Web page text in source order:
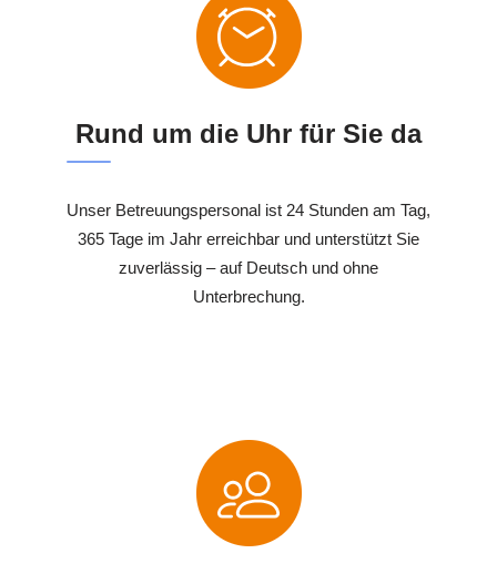
Rund um die Uhr für Sie da
Unser Betreuungspersonal ist 24 Stunden am Tag,
365 Tage im Jahr erreichbar und unterstützt Sie
zuverlässig – auf Deutsch und ohne
Unterbrechung.